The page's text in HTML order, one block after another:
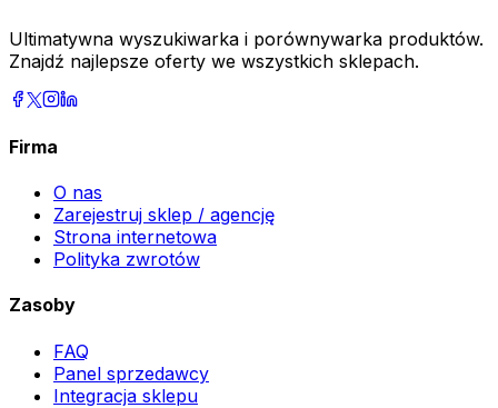
Ultimatywna wyszukiwarka i porównywarka produktów.
Znajdź najlepsze oferty we wszystkich sklepach.
Firma
O nas
Zarejestruj sklep / agencję
Strona internetowa
Polityka zwrotów
Zasoby
FAQ
Panel sprzedawcy
Integracja sklepu